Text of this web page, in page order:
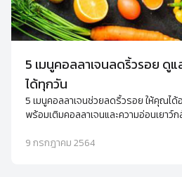
5 เมนูคอลลาเจนลดริ้วรอย ดูแ
ได้ทุกวัน
5 เมนูคอลลาเจนช่วยลดริ้วรอย ให้คุณไ
พร้อมเติมคอลลาเจนและความอ่อนเยาว์
9 กรกฎาคม 2564